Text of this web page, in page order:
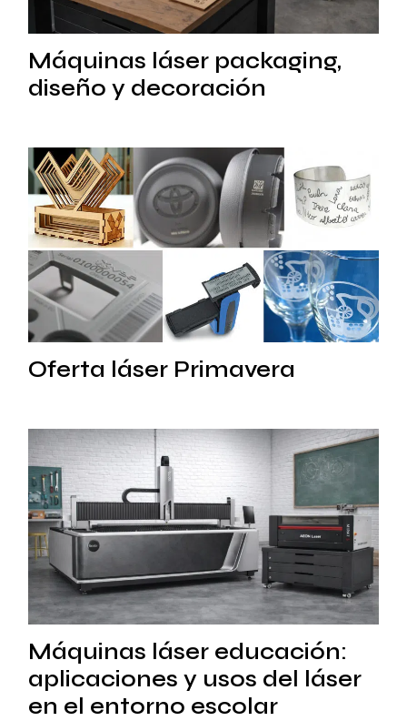
Máquinas láser packaging,
diseño y decoración
Oferta láser Primavera
Máquinas láser educación:
aplicaciones y usos del láser
en el entorno escolar